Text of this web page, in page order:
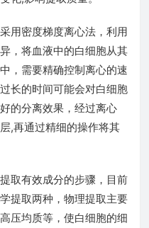
用密度梯度离心法，利用
，将血液中的白细胞从其
，需要精确控制离心的速
长的时间可能会对白细胞
的分离效果，经过离心
,再通过精细的操作将其
取有效成分的步骤，目前
提取两种，物理提取主要
压均质等，使白细胞的细